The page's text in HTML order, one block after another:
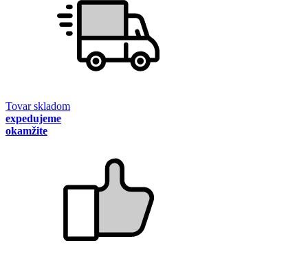
Tovar skladom
expedujeme
okamžite